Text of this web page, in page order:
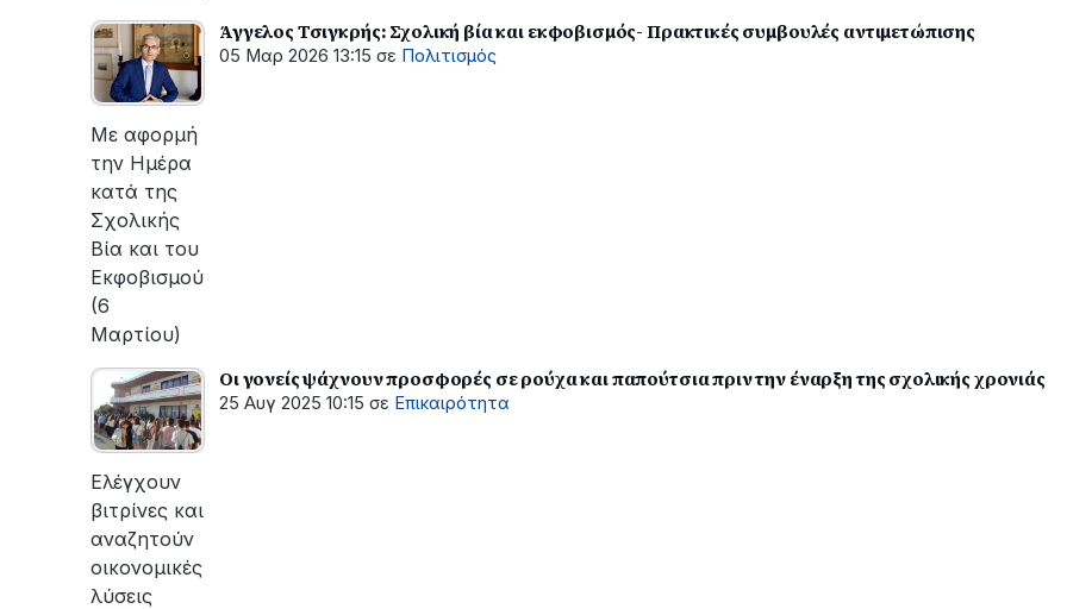
Άγγελος Τσιγκρής: Σχολική βία και εκφοβισμός- Πρακτικές συμβουλές αντιμετώπισης
05 Μαρ 2026 13:15 σε Πολιτισμός
Με αφορμή
την Ημέρα
κατά της
Σχολικής
Βία και του
Εκφοβισμού
(6
Μαρτίου)
Οι γονείς ψάχνουν προσφορές σε ρούχα και παπούτσια πριν την έναρξη της σχολικής χρονιάς
25 Αυγ 2025 10:15 σε Επικαιρότητα
Ελέγχουν
βιτρίνες και
αναζητούν
οικονομικές
λύσεις